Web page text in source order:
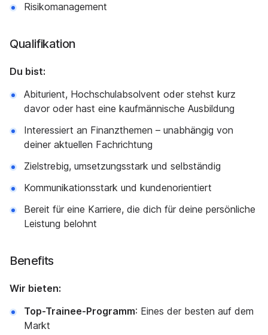
Risikomanagement
Qualifikation
Du bist:
Abiturient, Hochschulabsolvent oder stehst kurz
davor oder hast eine kaufmännische Ausbildung
Interessiert an Finanzthemen – unabhängig von
deiner aktuellen Fachrichtung
Zielstrebig, umsetzungsstark und selbständig
Kommunikationsstark und kundenorientiert
Bereit für eine Karriere, die dich für deine persönliche
Leistung belohnt
Benefits
Wir bieten:
Top-Trainee-Programm: Eines der besten auf dem
Markt